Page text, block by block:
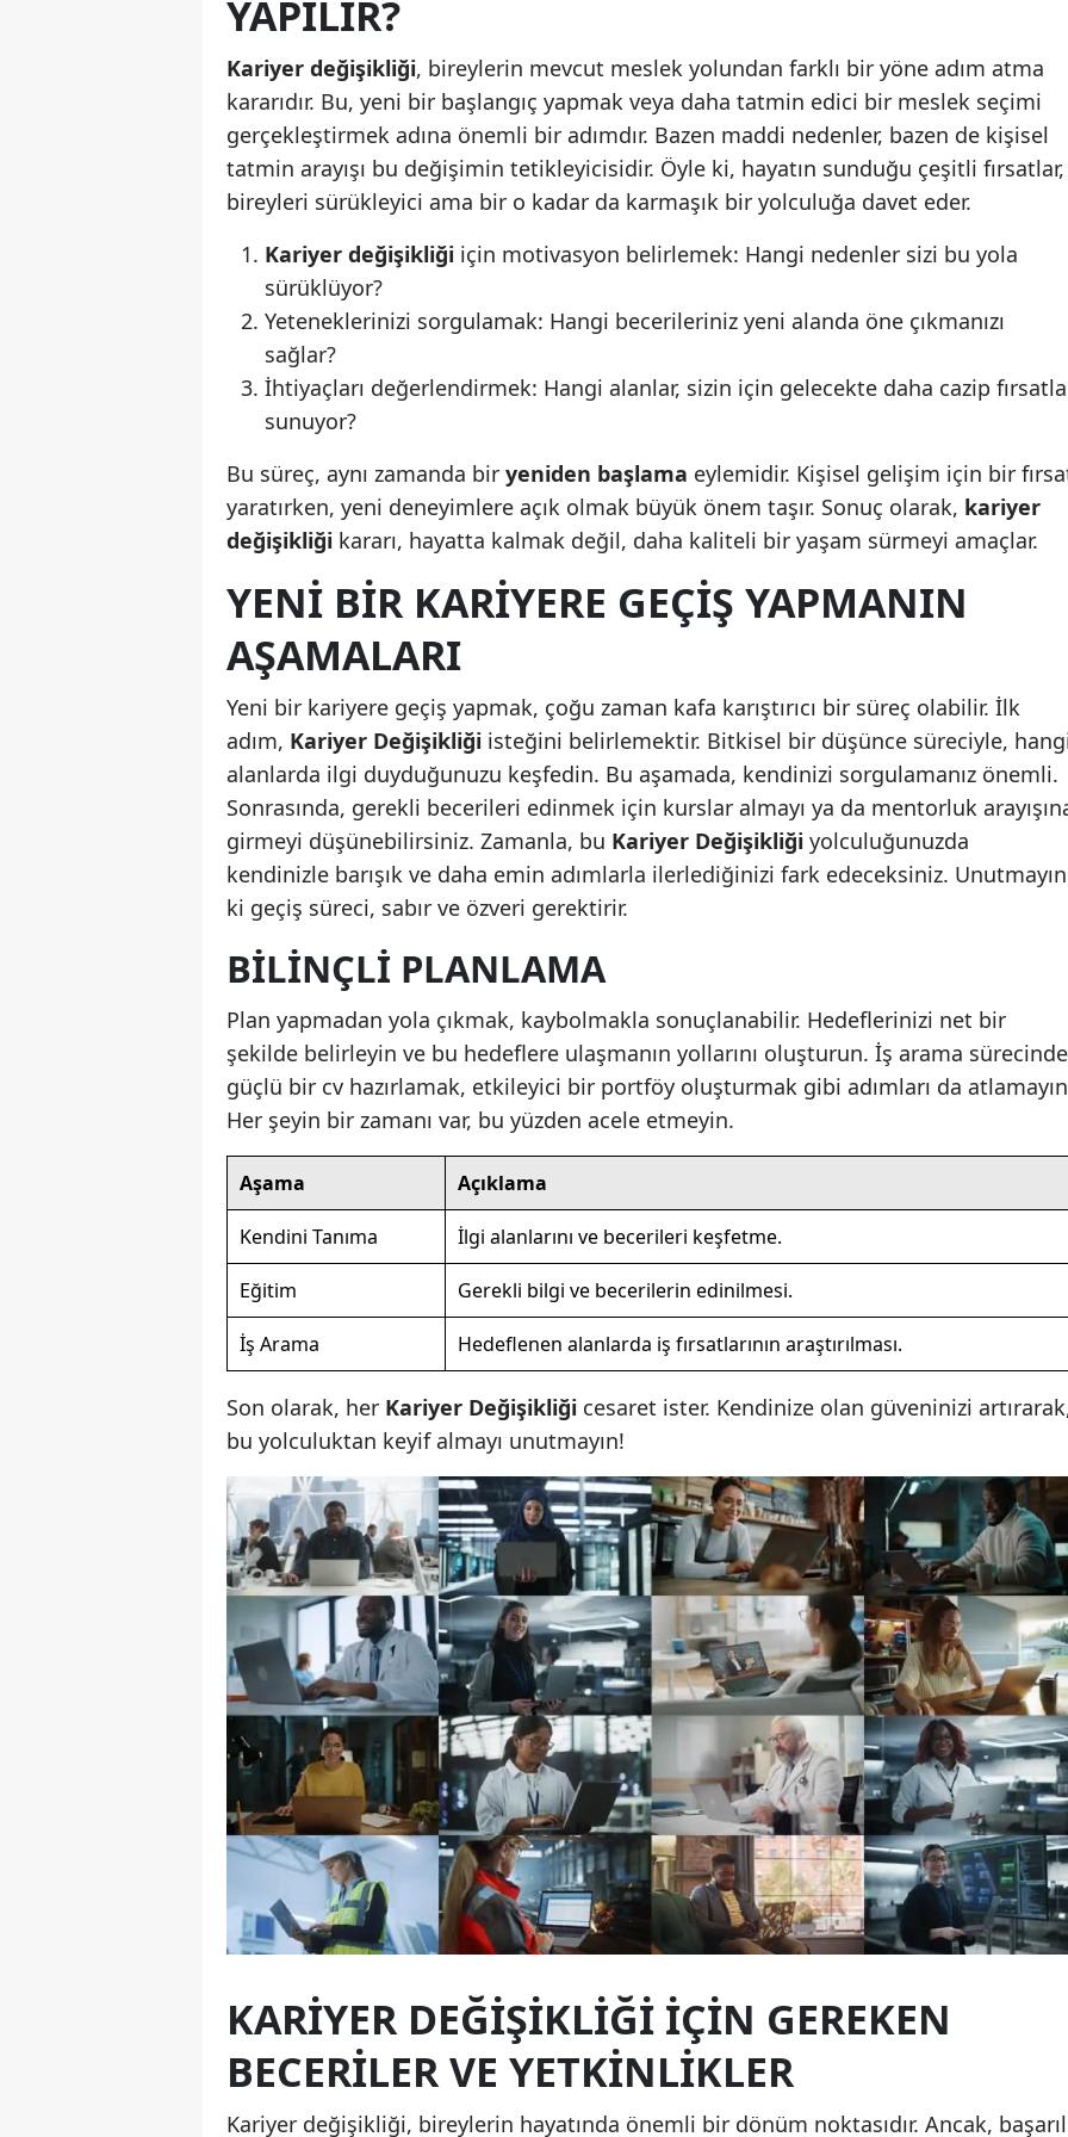
Kahramanmaraş
Mardin
Nevşehir
Niğde
Rize
Sakarya
Siirt
Sivas
Tekirdağ
Tokat
Trabzon
Uşak
Van
Zonguldak
Aksaray
Bayburt
Kırıkkale
Batman
Bartın
Ardahan
Iğdır
Yalova
Karabük
Kilis
Osmaniye
Düzce
YAPILIR?
Kariyer değişikliği, bireylerin mevcut meslek yolundan farklı bir yöne adım atma
kararıdır. Bu, yeni bir başlangıç yapmak veya daha tatmin edici bir meslek seçimi
gerçekleştirmek adına önemli bir adımdır. Bazen maddi nedenler, bazen de kişisel
tatmin arayışı bu değişimin tetikleyicisidir. Öyle ki, hayatın sunduğu çeşitli fırsatlar,
bireyleri sürükleyici ama bir o kadar da karmaşık bir yolculuğa davet eder.
Kariyer değişikliği için motivasyon belirlemek: Hangi nedenler sizi bu yola
sürüklüyor?
Yeteneklerinizi sorgulamak: Hangi becerileriniz yeni alanda öne çıkmanızı
sağlar?
İhtiyaçları değerlendirmek: Hangi alanlar, sizin için gelecekte daha cazip
sunuyor?
Bu süreç, aynı zamanda bir yeniden başlama eylemidir. Kişisel gelişim için bir
yaratırken, yeni deneyimlere açık olmak büyük önem taşır. Sonuç olarak, kariyer
değişikliği kararı, hayatta kalmak değil, daha kaliteli bir yaşam sürmeyi amaçlar.
YENI BIR KARIYERE GEÇIŞ YAPMANIN
AŞAMALARI
Yeni bir kariyere geçiş yapmak, çoğu zaman kafa karıştırıcı bir süreç olabilir. İlk
adım, Kariyer Değişikliği isteğini belirlemektir. Bitkisel bir düşünce süreciyle,
alanlarda ilgi duyduğunuzu keşfedin. Bu aşamada, kendinizi sorgulamanız önemli.
Sonrasında, gerekli becerileri edinmek için kurslar almayı ya da mentorluk
girmeyi düşünebilirsiniz. Zamanla, bu Kariyer Değişikliği yolculuğunuzda
kendinizle barışık ve daha emin adımlarla ilerlediğinizi fark edeceksiniz. Unutmayın
ki geçiş süreci, sabır ve özveri gerektirir.
BILINÇLI PLANLAMA
Plan yapmadan yola çıkmak, kaybolmakla sonuçlanabilir. Hedeflerinizi net bir
şekilde belirleyin ve bu hedeflere ulaşmanın yollarını oluşturun. İş arama sürecinde
güçlü bir cv hazırlamak, etkileyici bir portföy oluşturmak gibi adımları da
Her şeyin bir zamanı var, bu yüzden acele etmeyin.
Aşama Açıklama
Kendini Tanıma İlgi alanlarını ve becerileri keşfetme.
Eğitim Gerekli bilgi ve becerilerin edinilmesi.
İş Arama Hedeflenen alanlarda iş fırsatlarının araştırılması.
Son olarak, her Kariyer Değişikliği cesaret ister. Kendinize olan güveninizi
bu yolculuktan keyif almayı unutmayın!
KARIYER DEĞIŞIKLIĞI İÇIN GEREKEN
BECERILER VE YETKINLIKLER
Kariyer değişikliği, bireylerin hayatında önemli bir dönüm noktasıdır. Ancak,